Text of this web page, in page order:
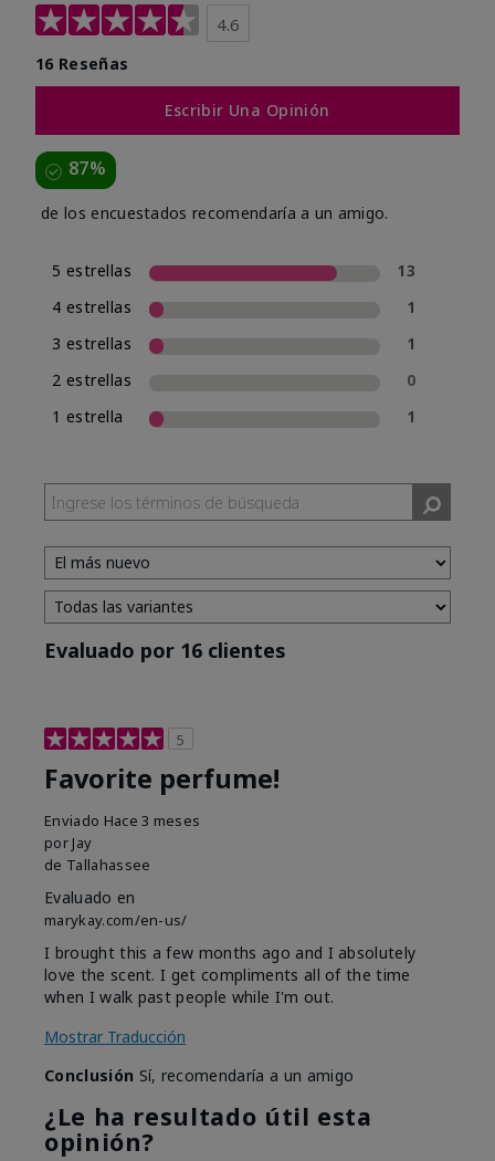
4.6
16 Reseñas
Escribir Una Opinión
87%
de los encuestados recomendaría a un amigo.
5 estrellas
13
4 estrellas
1
3 estrellas
1
2 estrellas
0
1 estrella
1
Evaluado por 16 clientes
5
Favorite perfume!
Enviado Hace 3 meses
por Jay
de Tallahassee
Evaluado en
marykay.com/en-us/
I brought this a few months ago and I absolutely
love the scent. I get compliments all of the time
when I walk past people while I'm out.
Mostrar Traducción
Conclusión Sí, recomendaría a un amigo
¿Le ha resultado útil esta
opinión?